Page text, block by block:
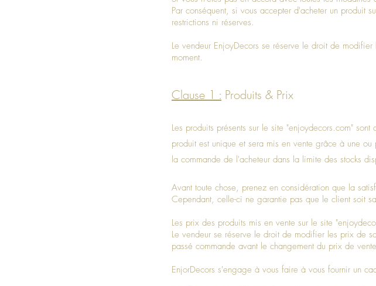
Par conséquent, si vous accepter d'acheter un produit
restrictions ni réserves.
Le vendeur EnjoyDecors se réserve le droit de
moment.
Clause 1 : Produits & Prix
Les produits présents sur le site "enjoydecors.com"
produit est unique et sera mis en vente grâce à une
la commande de l'acheteur dans la limite des stocks
Avant toute chose, prenez en considération que la
Cependant, celle-ci ne garantie pas que le client soit
Les prix des produits mis en vente sur le site
Le vendeur se réserve le droit de modifier les prix de
passé commande avant le changement du prix de
EnjorDecors s'engage à vous faire à vous fournir un